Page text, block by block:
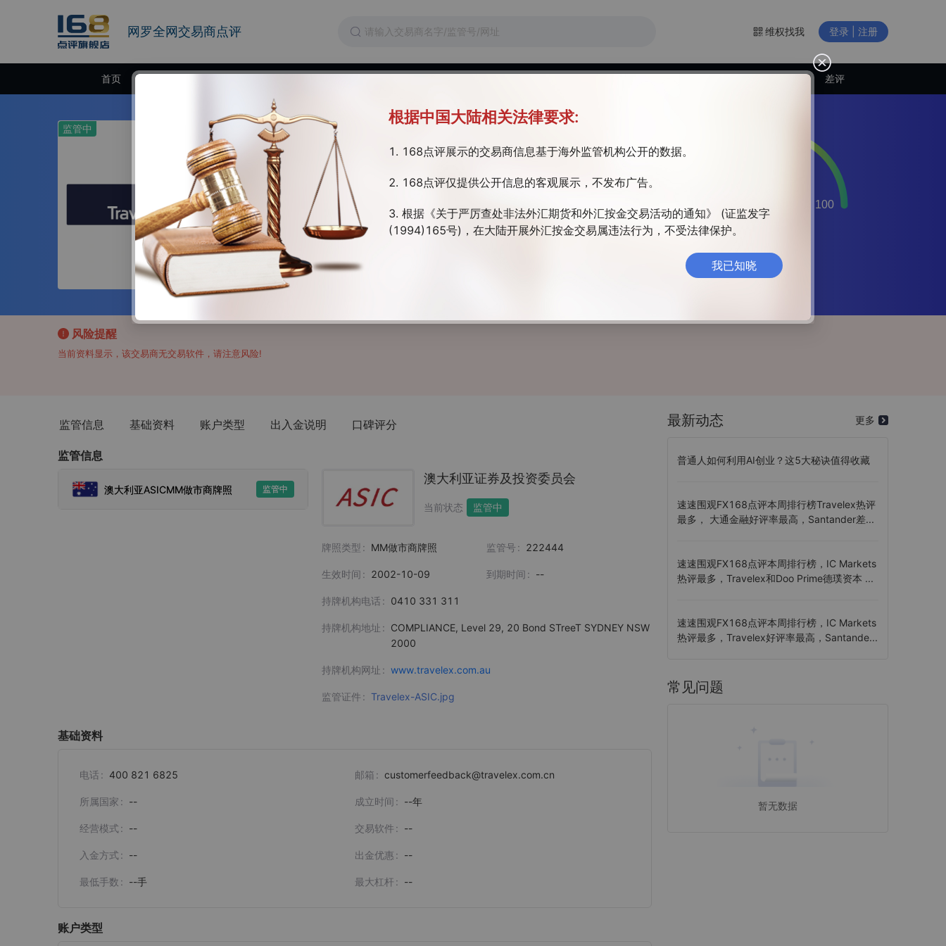
网罗全网交易商点评 维权找我 登录 | 注册
首页 差评
监管中 Travelex
20年以上 | 澳大利亚监管 | 全牌照(MM) | 全球展业
通济隆成立于1976年，现已发展成为一家享誉国际的外币兑换专家, 提供相关产品、服务和
专业解决方案。业务遍布20多个国家，为客户提供一系列外币兑换服务。我们的业务正不断
扩张并在全球建立庞大的业务网络。我们拥有超过 900 台自动柜员机和 1,100 家店铺，遍
布在世界主要国际机场、交通枢纽、购物中心、繁忙街道、超级市场和市中心。
官网 开户
风险提醒
当前资料显示，该交易商无交易软件，请注意风险!
监管信息 基础资料 账户类型 出入金说明 口碑评分
监管信息
澳大利亚ASICMM做市商牌照 监管中
澳大利亚证券及投资委员会
当前状态 监管中
牌照类型 MM做市商牌照 监管号 222444
生效时间 2002-10-09 到期时间 --
持牌机构电话 0410 331 311
持牌机构地址
COMPLIANCE, Level 29, 20 Bond STreeT SYDNEY NSW
2000
持牌机构网址 www.travelex.com.au
监管证件 Travelex-ASIC.jpg
基础资料
电话 400 821 6825 邮箱 customerfeedback@travelex.com.cn
所属国家 -- 成立时间 --年
经营模式 -- 交易软件 --
入金方式 -- 出金优惠 --
最低手数 --手 最大杠杆 --
账户类型
最新动态 更多
普通人如何利用AI创业？这5大秘诀值得收藏
速速围观FX168点评本周排行榜Travelex热评
最多， 大通金融好评率最高，Santander差...
速速围观FX168点评本周排行榜，IC Markets
热评最多，Travelex和Doo Prime德璞资本 ...
速速围观FX168点评本周排行榜，IC Markets
热评最多，Travelex好评率最高，Santande...
常见问题
暂无数据
根据中国大陆相关法律要求:
1. 168点评展示的交易商信息基于海外监管机构公开的数据。
2. 168点评仅提供公开信息的客观展示，不发布广告。
3. 根据《关于严厉查处非法外汇期货和外汇按金交易活动的通知》 (证监发字
(1994)165号)，在大陆开展外汇按金交易属违法行为，不受法律保护。
我已知晓